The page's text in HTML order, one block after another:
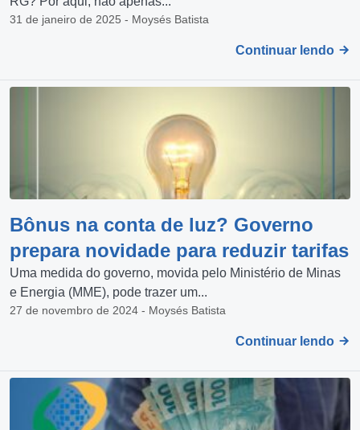
31 de janeiro de 2025 - Moysés Batista
Continuar lendo
Bônus na conta de luz? Governo
prepara novidade para reduzir tarifas
Uma medida do governo, movida pelo Ministério de Minas
e Energia (MME), pode trazer um...
27 de novembro de 2024 - Moysés Batista
Continuar lendo